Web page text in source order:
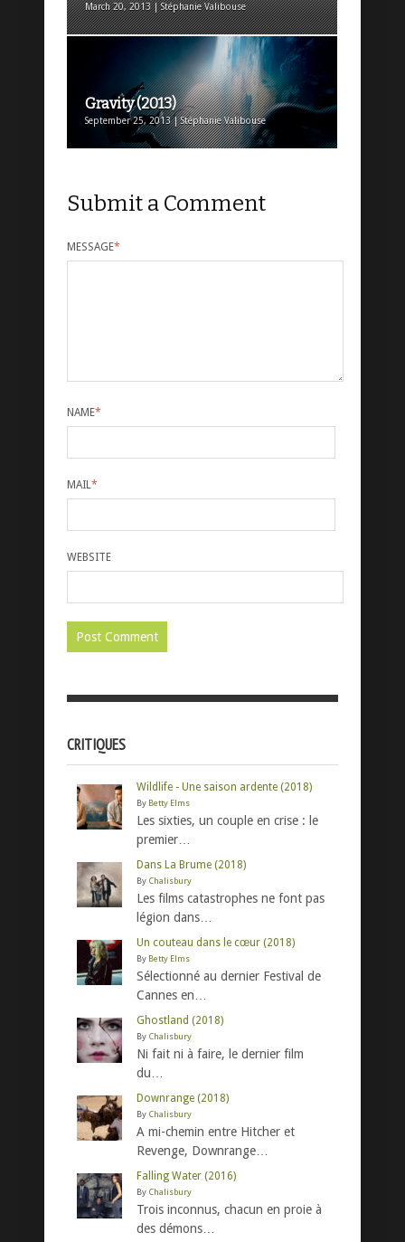
March 20, 2013 | Stéphanie Valibouse
Gravity (2013)
September 25, 2013 | Stéphanie Valibouse
Submit a Comment
MESSAGE*
NAME*
MAIL*
WEBSITE
CRITIQUES
Wildlife - Une saison ardente (2018)
By Betty Elms
Les sixties, un couple en crise : le
premier…
Dans La Brume (2018)
By Chalisbury
Les films catastrophes ne font pas
légion dans…
Un couteau dans le cœur (2018)
By Betty Elms
Sélectionné au dernier Festival de
Cannes en…
Ghostland (2018)
By Chalisbury
Ni fait ni à faire, le dernier film
du…
Downrange (2018)
By Chalisbury
A mi-chemin entre Hitcher et
Revenge, Downrange…
Falling Water (2016)
By Chalisbury
Trois inconnus, chacun en proie à
des démons…